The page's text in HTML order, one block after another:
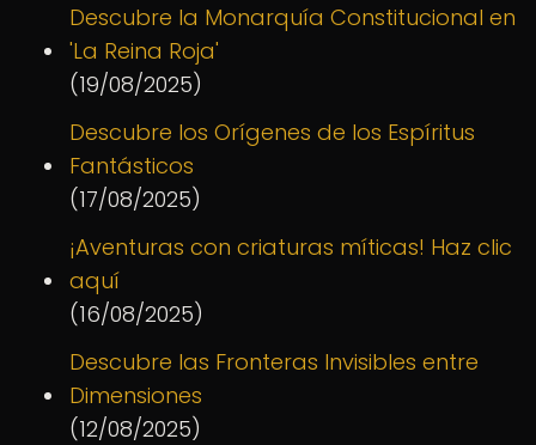
Descubre la Monarquía Constitucional en
'La Reina Roja'
(19/08/2025)
Descubre los Orígenes de los Espíritus
Fantásticos
(17/08/2025)
¡Aventuras con criaturas míticas! Haz clic
aquí
(16/08/2025)
Descubre las Fronteras Invisibles entre
Dimensiones
(12/08/2025)